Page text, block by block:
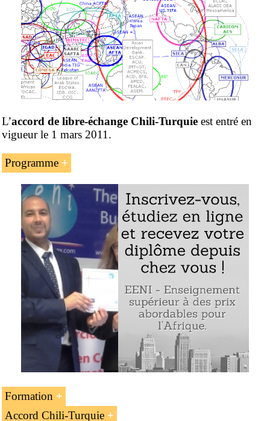
L’accord de libre-échange Chili-Turquie est entré en
vigueur le 1 mars 2011.
Programme
L’introduction à l’accord de libre-échange entre la
République du Chili et laTurquie
Le commerce international de produits Chili-
Turquie
Exemple : l’accord Chili-Turquie
Formation
Accord Chili-Turquie